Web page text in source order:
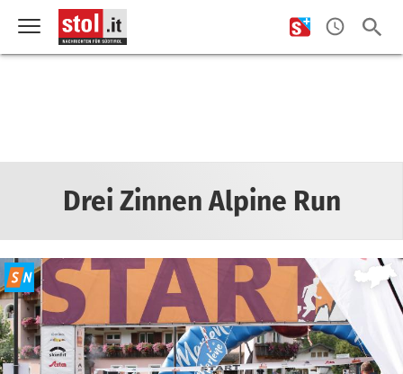
Drei Zinnen Alpine Run